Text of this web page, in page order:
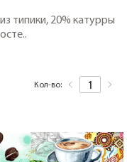
типики, 20% катурры
Кол-во: